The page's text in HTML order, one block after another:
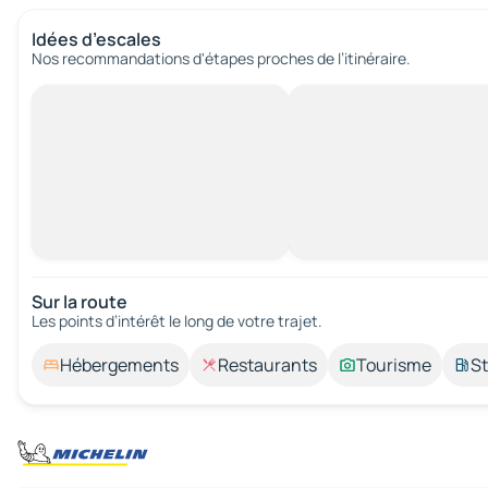
Idées d’escales
Nos recommandations d'étapes proches de l’itinéraire.
Sur la route
Les points d’intérêt le long de votre trajet.
Hébergements Restaurants Tourisme